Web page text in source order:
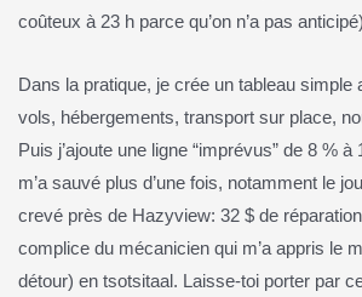
coûteux à 23 h parce qu’on n’a pas
Dans la pratique, je crée un tableau simple
vols, hébergements, transport sur place,
Puis j’ajoute une ligne “imprévus” de 8 %
m’a sauvé plus d’une fois, notamment le
crevé près de Hazyview: 32 $ de
complice du mécanicien qui m’a appris le
détour) en tsotsitaal. Laisse-toi porter par